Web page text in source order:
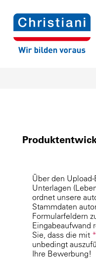
Über den
Unterlagen
ordnet unsere
Stammdaten
Formularfeldern
Eingabeaufwand
Sie, dass die mit *
unbedingt
Ihre Bewerbung!